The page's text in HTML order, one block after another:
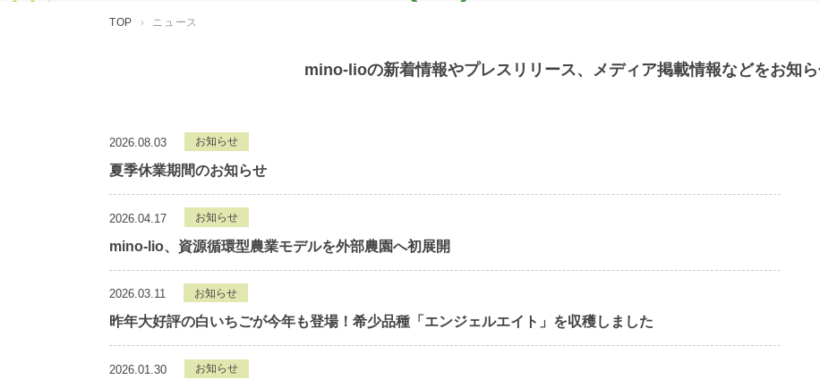
TOP ニュース
mino-lioの新着情報やプレスリリース、メディア掲載情報などをお知ら
2026.08.03 お知らせ
夏季休業期間のお知らせ
2026.04.17 お知らせ
mino-lio、資源循環型農業モデルを外部農園へ初展開
2026.03.11 お知らせ
昨年大好評の白いちごが今年も登場！希少品種「エンジェルエイト」を収穫しました
2026.01.30 お知らせ